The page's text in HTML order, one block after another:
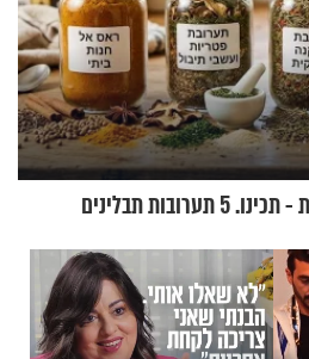
לגזור ולשמור: במקום לקנות - תכינו. 5 תערובות תבלינים